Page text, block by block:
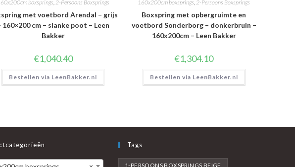
boxsprings,2-Persoons Boxsprings
met voetbord Arendal – grijs
160×200 cm – slanke poot – Leen
Bakker
€1,040.40
Bestellen via LeenBakker.nl
160x200cm boxsprings,2-Persoons Boxsprings
Boxspring met opbergruimte en
voetbord Sonderborg – donkerbruin –
160x200cm – Leen Bakker
€1,304.10
Bestellen via LeenBakker.nl
Tags
1-PERSOONS BOXSPRINGS BEIGE